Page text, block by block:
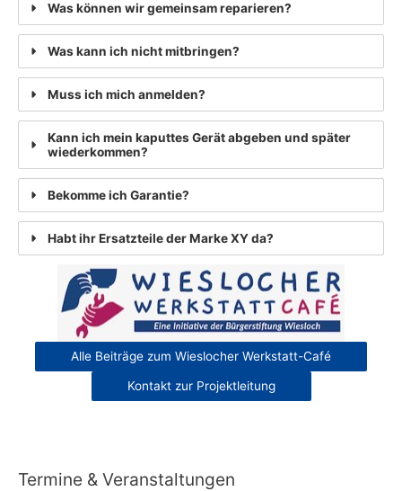
Was können wir gemeinsam reparieren?
Was kann ich nicht mitbringen?
Muss ich mich anmelden?
Kann ich mein kaputtes Gerät abgeben und später
wiederkommen?
Bekomme ich Garantie?
Habt ihr Ersatzteile der Marke XY da?
Alle Beiträge zum Wieslocher Werkstatt-Café
Kontakt zur Projektleitung
Termine & Veranstaltungen